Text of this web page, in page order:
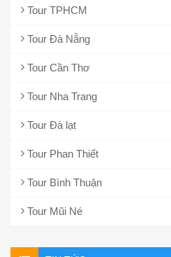
Tour TPHCM
Tour Đà Nẵng
Tour Cần Thơ
Tour Nha Trang
Tour Đà lạt
Tour Phan Thiết
Tour Bình Thuận
Tour Mũi Né